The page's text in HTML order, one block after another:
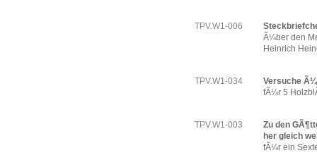
TPV.W1-006
Ã¼ber den
Heinrich
TPV.W1-034
Versuche
fÃ¼r 5
TPV.W1-003
Zu den
her gleich
fÃ¼r ein